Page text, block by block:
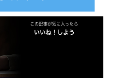
この記事が気に入ったら
いいね！しよう